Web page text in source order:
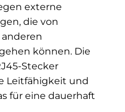
externe
die von
können. Die
Stecker
Leitfähigkeit und
für eine dauerhaft